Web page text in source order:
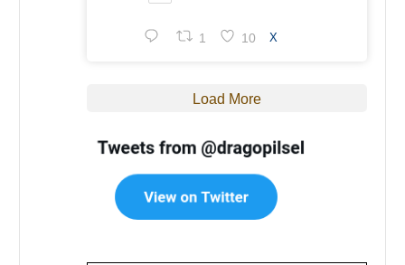
1 10 X
Load More